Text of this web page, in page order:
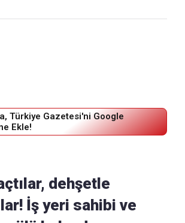
Türkiye Gazetesi'ni Google
Ekle!
dehşetle
İş yeri sahibi ve